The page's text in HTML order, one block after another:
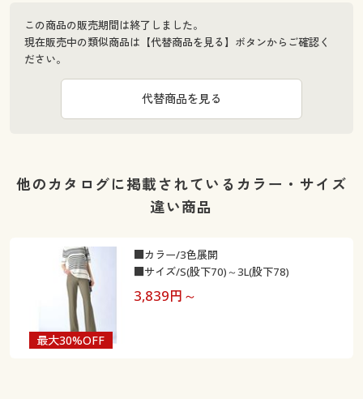
この商品の販売期間は終了しました。
現在販売中の類似商品は【代替商品を見る】ボタンからご確認く
ださい。
代替商品を見る
他のカタログに掲載されているカラー・サイズ
違い商品
最大30%OFF
3,839円～
■カラー/3色展開
■サイズ/S(股下70)～3L(股下78)